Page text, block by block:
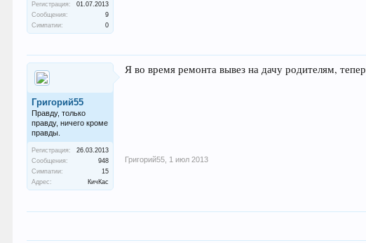
Регистрация:
01.07.2013
Сообщения:
9
Симпатии:
0
Григорий55
Правду, только
правду, ничего кроме
правды.
Регистрация:
26.03.2013
Сообщения:
948
Симпатии:
15
Адрес:
КичКас
Я во время ремонта вывез на дачу родителям,
Григорий55 1 июл 2013